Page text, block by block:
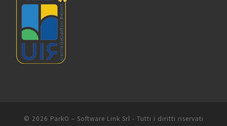
© 2026 ParkO – Software Link Srl - Tutti i diritti riservati